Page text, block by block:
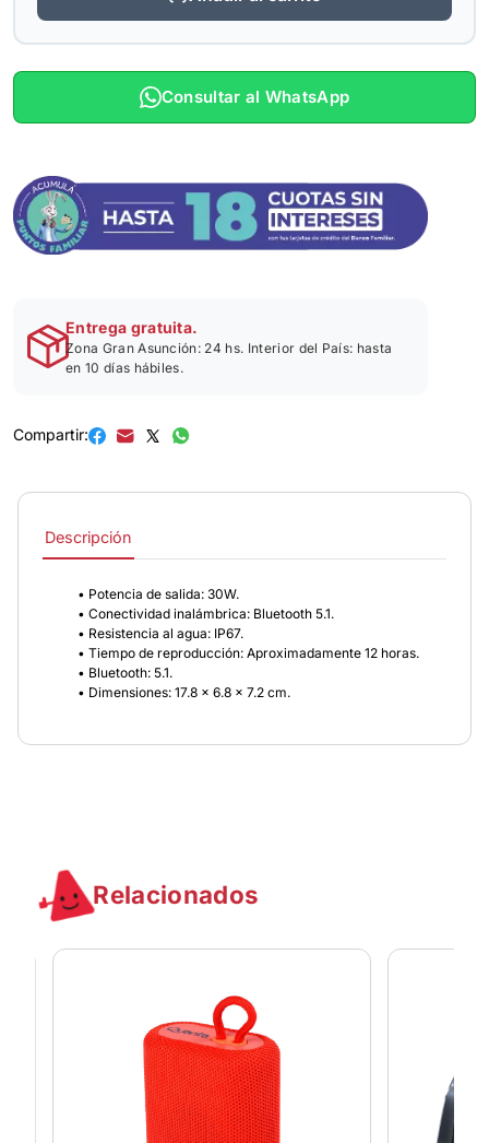
Consultar al WhatsApp
Entrega gratuita.
Zona Gran Asunción: 24 hs. Interior del País: hasta
en 10 días hábiles.
Compartir:
Descripción
• Potencia de salida: 30W.
• Conectividad inalámbrica: Bluetooth 5.1.
• Resistencia al agua: IP67.
• Tiempo de reproducción: Aproximadamente 12 horas.
• Bluetooth: 5.1.
• Dimensiones: 17.8 x 6.8 x 7.2 cm.
Relacionados